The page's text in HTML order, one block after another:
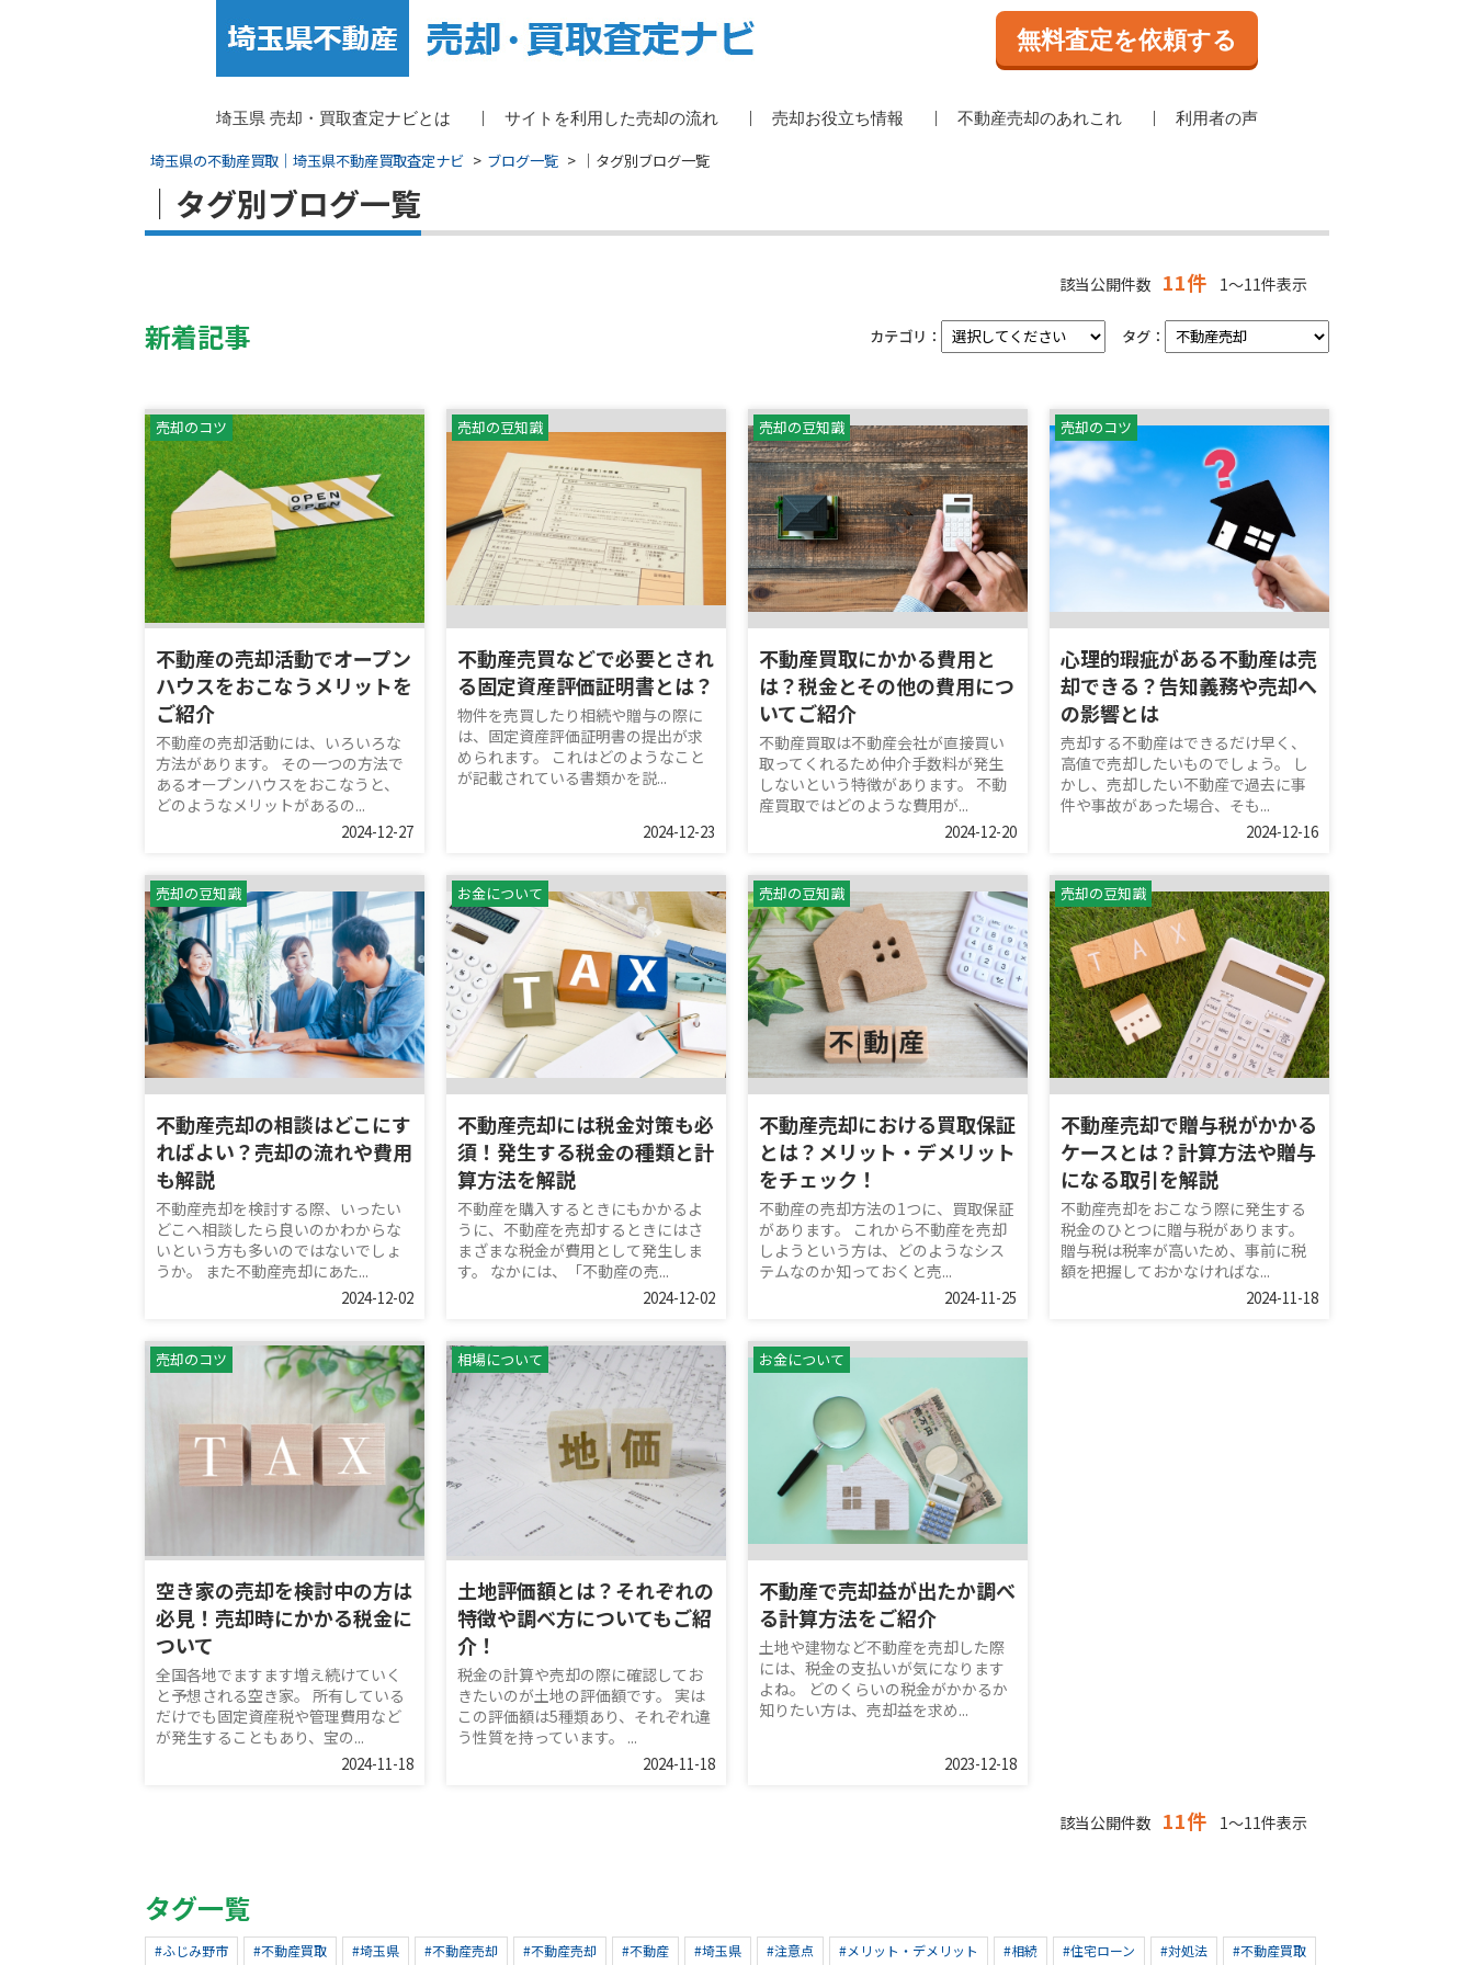
無料査定を依頼する
埼玉県 売却・買取査定ナビとは サイトを利用した売却の流れ 売却お役立ち情報 不動産売却のあれこれ 利用者の声
埼玉県の不動産買取｜埼玉県不動産買取査定ナビ ブログ一覧 ｜タグ別ブログ一覧
｜タグ別ブログ一覧
該当公開件数 11件 1～11件表示
新着記事 カテゴリ： タグ：
売却のコツ
不動産の売却活動でオープン
ハウスをおこなうメリットを
ご紹介
不動産の売却活動には、いろいろな
方法があります。 その一つの方法で
あるオープンハウスをおこなうと、
どのようなメリットがあるの...
2024-12-27
売却の豆知識
不動産売買などで必要とされ
る固定資産評価証明書とは？
物件を売買したり相続や贈与の際に
は、固定資産評価証明書の提出が求
められます。 これはどのようなこと
が記載されている書類かを説...
2024-12-23
売却の豆知識
不動産買取にかかる費用と
は？税金とその他の費用につ
いてご紹介
不動産買取は不動産会社が直接買い
取ってくれるため仲介手数料が発生
しないという特徴があります。 不動
産買取ではどのような費用が...
2024-12-20
売却のコツ
心理的瑕疵がある不動産は売
却できる？告知義務や売却へ
の影響とは
売却する不動産はできるだけ早く、
高値で売却したいものでしょう。 し
かし、売却したい不動産で過去に事
件や事故があった場合、そも...
2024-12-16
売却の豆知識
不動産売却の相談はどこにす
ればよい？売却の流れや費用
も解説
不動産売却を検討する際、いったい
どこへ相談したら良いのかわからな
いという方も多いのではないでしょ
うか。 また不動産売却にあた...
2024-12-02
お金について
不動産売却には税金対策も必
須！発生する税金の種類と計
算方法を解説
不動産を購入するときにもかかるよ
うに、不動産を売却するときにはさ
まざまな税金が費用として発生しま
す。 なかには、「不動産の売...
2024-12-02
売却の豆知識
不動産売却における買取保証
とは？メリット・デメリット
をチェック！
不動産の売却方法の1つに、買取保証
があります。 これから不動産を売却
しようという方は、どのようなシス
テムなのか知っておくと売...
2024-11-25
売却の豆知識
不動産売却で贈与税がかかる
ケースとは？計算方法や贈与
になる取引を解説
不動産売却をおこなう際に発生する
税金のひとつに贈与税があります。
贈与税は税率が高いため、事前に税
額を把握しておかなければな...
2024-11-18
売却のコツ
空き家の売却を検討中の方は
必見！売却時にかかる税金に
ついて
全国各地でますます増え続けていく
と予想される空き家。 所有している
だけでも固定資産税や管理費用など
が発生することもあり、宝の...
2024-11-18
相場について
土地評価額とは？それぞれの
特徴や調べ方についてもご紹
介！
税金の計算や売却の際に確認してお
きたいのが土地の評価額です。 実は
この評価額は5種類あり、それぞれ違
う性質を持っています。 ...
2024-11-18
お金について
不動産で売却益が出たか調べ
る計算方法をご紹介
土地や建物など不動産を売却した際
には、税金の支払いが気になります
よね。 どのくらいの税金がかかるか
知りたい方は、売却益を求め...
2023-12-18
該当公開件数 11件 1～11件表示
タグ一覧
#ふじみ野市 #不動産買取 #埼玉県 #不動産売却 #不動産売却 #不動産 #埼玉県 #注意点 #メリット・デメリット #相続 #住宅ローン #対処法 #不動産買取